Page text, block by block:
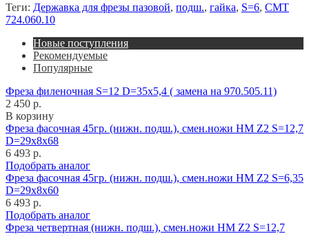
Теги: Державка для фрезы пазовой, подш., гайка, S=6, CMT
724.060.10
Новые поступления
Рекомендуемые
Популярные
Фреза филеночная S=12 D=35x5,4 ( замена на 970.505.11)
2 450 р.
В корзину
Фреза фасочная 45гр. (нижн. подш.), смен.ножи HM Z2 S=12,7
D=29x8x68
6 493 р.
Подобрать аналог
Фреза фасочная 45гр. (нижн. подш.), смен.ножи HM Z2 S=6,35
D=29x8x60
6 493 р.
Подобрать аналог
Фреза четвертная (нижн. подш.), смен.ножи HM Z2 S=12,7